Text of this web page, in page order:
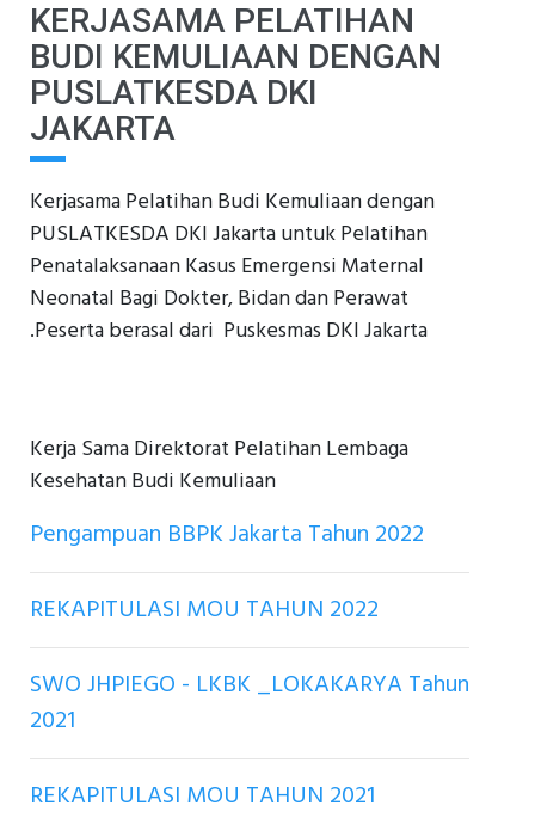
KERJASAMA PELATIHAN
BUDI KEMULIAAN DENGAN
PUSLATKESDA DKI
JAKARTA
Kerjasama Pelatihan Budi Kemuliaan dengan
PUSLATKESDA DKI Jakarta untuk Pelatihan
Penatalaksanaan Kasus Emergensi Maternal
Neonatal Bagi Dokter, Bidan dan Perawat
.Peserta berasal dari Puskesmas DKI Jakarta
Kerja Sama Direktorat Pelatihan Lembaga
Kesehatan Budi Kemuliaan
Pengampuan BBPK Jakarta Tahun 2022
REKAPITULASI MOU TAHUN 2022
SWO JHPIEGO - LKBK _LOKAKARYA Tahun
2021
REKAPITULASI MOU TAHUN 2021